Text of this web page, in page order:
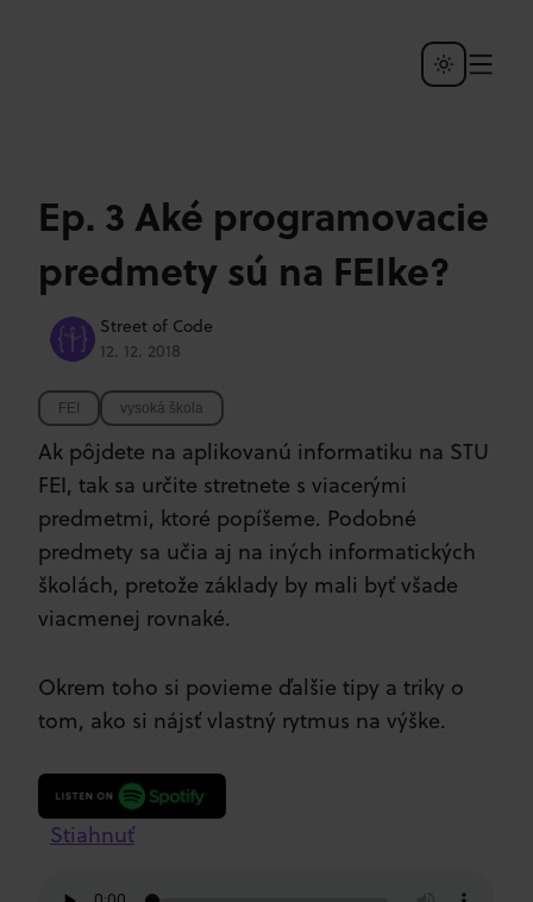
Ep. 3 Aké programovacie
predmety sú na FEIke?
Street of Code
12. 12. 2018
FEI vysoká škola
Ak pôjdete na aplikovanú informatiku na STU
FEI, tak sa určite stretnete s viacerými
predmetmi, ktoré popíšeme. Podobné
predmety sa učia aj na iných informatických
školách, pretože základy by mali byť všade
viacmenej rovnaké.
Okrem toho si povieme ďalšie tipy a triky o
tom, ako si nájsť vlastný rytmus na výške.
Stiahnuť